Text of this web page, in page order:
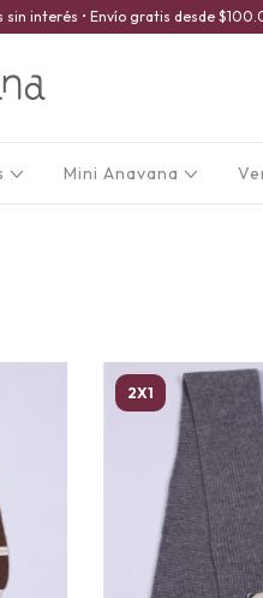
sin interés • Envío gratis desde
Mini Anavana
2X1